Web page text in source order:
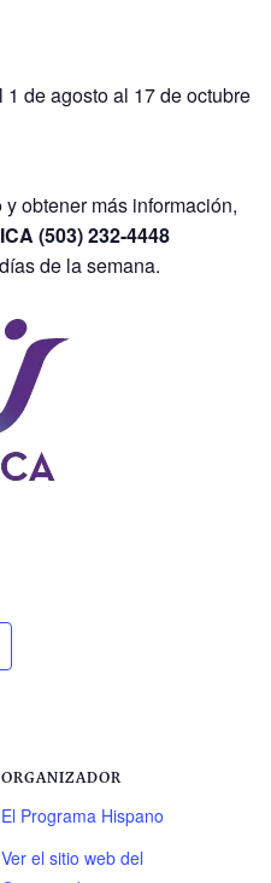
de agosto al 17 de octubre
obtener más información,
(503) 232-4448
de la semana.
ORGANIZADOR
El Programa Hispano
Ver el sitio web del